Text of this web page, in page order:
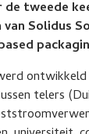
tweede
Solidus
ontwikkeld
telers